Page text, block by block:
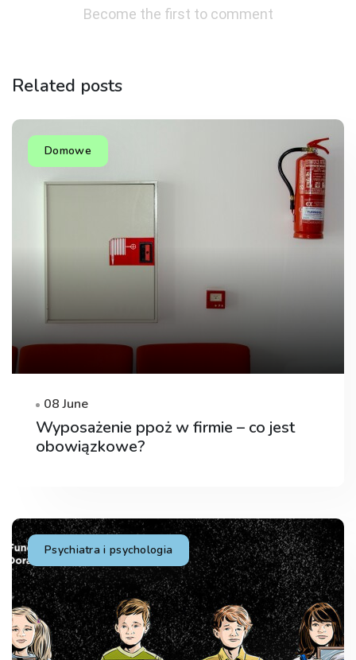
Become the first to comment
Related posts
Domowe
08 June
Wyposażenie ppoż w firmie – co jest
obowiązkowe?
Psychiatra i psychologia